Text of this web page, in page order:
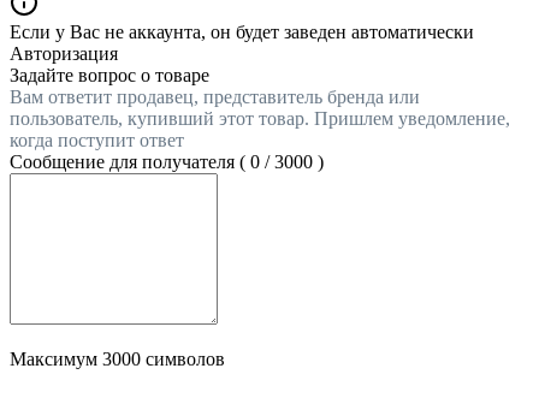
Если у Вас не аккаунта, он будет заведен автоматически
Авторизация
Задайте вопрос о товаре
Вам ответит продавец, представитель бренда или
пользователь, купивший этот товар. Пришлем уведомление,
когда поступит ответ
Сообщение для получателя ( 0 /3000 )
Максимум 3000 символов